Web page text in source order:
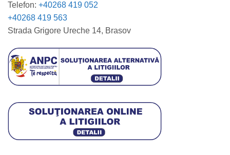
Telefon: +40268 419 052
+40268 419 563
Strada Grigore Ureche 14, Brasov